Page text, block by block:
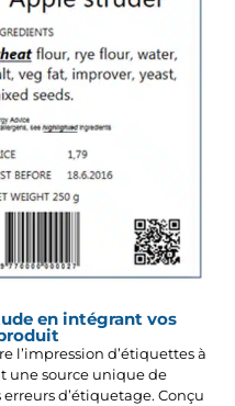
en intégrant vos
l’impression d’étiquettes à
une source unique de
d’étiquetage. Conçu